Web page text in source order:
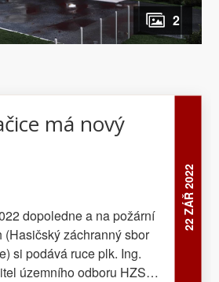
2
22 ZÁŘ 2022
má nový
dopoledne a na požární
záchranný sbor
si podává ruce plk. Ing.
územního odboru HZS